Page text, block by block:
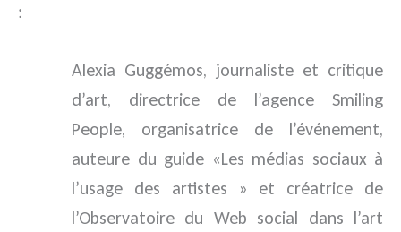
:
Alexia Guggémos, journaliste et critique
d’art, directrice de l’agence Smiling
People, organisatrice de l’événement,
auteure du guide «Les médias sociaux à
l’usage des artistes » et créatrice de
l’Observatoire du Web social dans l’art